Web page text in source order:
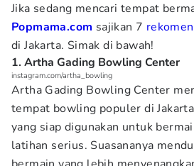
Jika sedang mencari tempat
Popmama.com sajikan 7
di Jakarta. Simak di bawah!
1. Artha Gading Bowling Center
instagram.com/artha_bowling
Artha Gading Bowling Center
tempat bowling populer di
yang siap digunakan untuk
latihan serius. Suasananya